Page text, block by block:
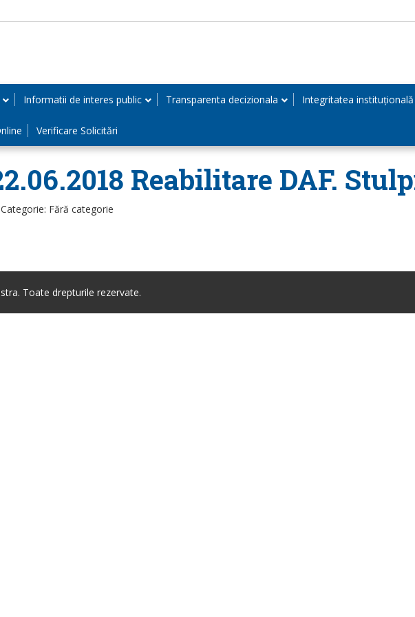
Informatii de interes public Transparenta decizionala Integritatea instituțională
Verificare Solicitări
Reabilitare DAF.
Categorie: Fără categorie
Toate drepturile rezervate.